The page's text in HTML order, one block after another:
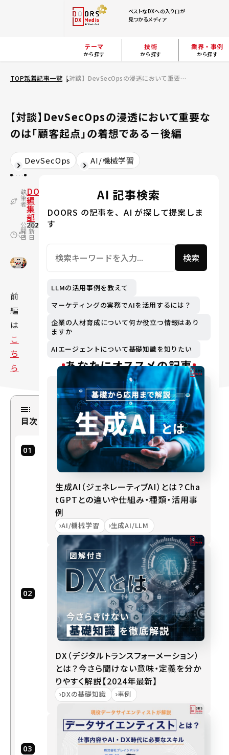
ベストなDXへの入り口が
見つかるメディア
テーマ
から探す
技術
から探す
業界・事例
から探す
TOP新着記事一覧 【対談】DevSecOpsの浸透において重要なのは「顧客起点」の着想である－後編
【対談】DevSecOpsの浸透において重要な
のは「顧客起点」の着想である－後編
DevSecOps AI/機械学習
執
筆
者
DOORS
編
集
部
公
開
日
2021.03.18
更
新
日
2024.02.17
前
編
は
こ
ち
ら
目次
AI 記事検索
DOORS の記事を、AI が探して提案しま
す
検索
LLMの活用事例を教えて
マーケティングの実務でAIを活用するには？
企業の人材育成について何か役立つ情報はあり
ますか
AIエージェントについて基礎知識を知りたい
あなたにオススメの記事
生成AI（ジェネレーティブAI）とは？Cha
tGPTとの違いや仕組み・種類・活用事
例
AI/機械学習 生成AI/LLM
DX（デジタルトランスフォーメーション）
とは？今さら聞けない意味・定義を分か
りやすく解説【2024年最新】
DXの基礎知識 事例